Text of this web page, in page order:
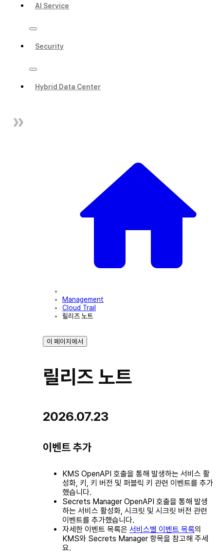
AI Service
Security
Hybrid Data Center
Management
Cloud Trail
릴리즈 노트
이 페이지에서
릴리즈 노트
2026.07.23
이벤트 추가
KMS OpenAPI 호출을 통해 발생하는 서비스 활
성화, 키, 키 버전 및 퍼블릭 키 관련 이벤트를 추가
했습니다.
Secrets Manager OpenAPI 호출을 통해 발생
하는 서비스 활성화, 시크릿 및 시크릿 버전 관련
이벤트를 추가했습니다.
자세한 이벤트 목록은 서비스별 이벤트 목록의
KMS와 Secrets Manager 항목을 참고해 주세
요.